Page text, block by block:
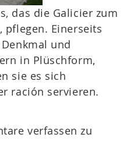
das die Galicier zum
pflegen. Einerseits
und
in Plüschform,
sie es sich
ración servieren.
verfassen zu